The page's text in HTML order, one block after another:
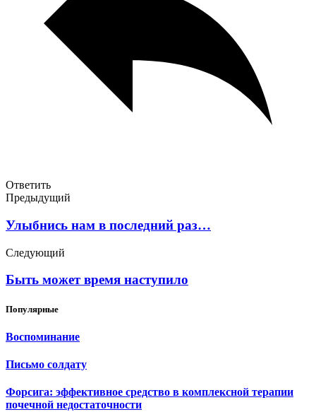
Ответить
Предыдущий
Улыбнись нам в последний раз…
Следующий
Быть может время наступило
Популярные
Воспоминание
Письмо солдату
Форсига: эффективное средство в комплексной терапии
почечной недостаточности